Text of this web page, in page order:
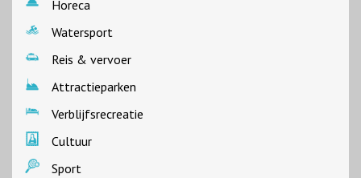
Horeca
Watersport
Reis & vervoer
Attractieparken
Verblijfsrecreatie
Cultuur
Sport